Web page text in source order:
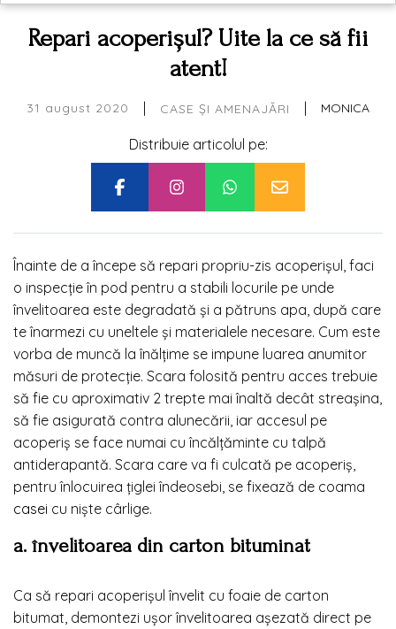
Repari acoperișul? Uite la ce să fii
atent!
31 august 2020 | CASE ȘI AMENAJĂRI | MONICA
Distribuie articolul pe:
Înainte de a începe să repari propriu-zis acoperișul, faci
o inspecție în pod pentru a stabili locurile pe unde
învelitoarea este degradată și a pătruns apa, după care
te înarmezi cu uneltele și materialele necesare. Cum este
vorba de muncă la înălțime se impune luarea anumitor
măsuri de protecție. Scara folosită pentru acces trebuie
să fie cu aproximativ 2 trepte mai înaltă decât streașina,
să fie asigurată contra alunecării, iar accesul pe
acoperiș se face numai cu încălțăminte cu talpă
antiderapantă. Scara care va fi culcată pe acoperiș,
pentru înlocuirea țiglei îndeosebi, se fixează de coama
casei cu niște cârlige.
a. învelitoarea din carton bituminat
Ca să repari acoperișul învelit cu foaie de carton
bitumat, demontezi ușor învelitoarea așezată direct pe